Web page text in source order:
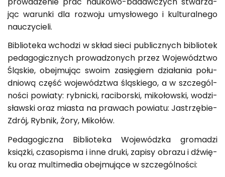
jąc wa­run­ki dla roz­wo­ju umy­sło­we­go i kul­tu­ral­ne­go
na­uczy­cie­li.
Bi­blio­te­ka wcho­dzi w skład sieci pu­blicz­nych bi­blio­tek
pe­da­go­gicz­nych pro­wa­dzo­nych przez Wo­je­wódz­two
Ślą­skie, obej­mu­jąc swoim za­się­giem dzia­ła­nia po­łu­
dnio­wą część wo­je­wódz­twa ślą­skie­go, a w szcze­gól­
no­ści po­wia­ty: ryb­nic­ki, ra­ci­bor­ski, mi­ko­łow­ski, wo­dzi­
sław­ski oraz mia­sta na pra­wach po­wia­tu: Ja­strzę­bie-
Zdrój, Ryb­nik, Żory, Mi­ko­łów.
Pe­da­go­gicz­na Bi­blio­te­ka Wo­je­wódz­ka gro­ma­dzi
książ­ki, cza­so­pi­sma i inne druki, za­pi­sy ob­ra­zu i dźwię­
ku oraz mul­ti­me­dia obej­mu­ją­ce w szcze­gól­no­ści: